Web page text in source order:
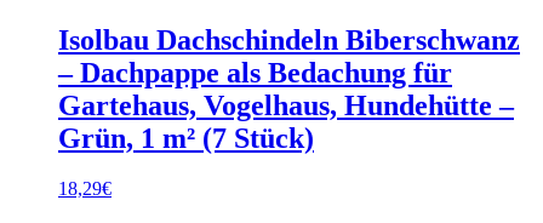
Isolbau Dachschindeln Biberschwanz
– Dachpappe als Bedachung für
Gartehaus, Vogelhaus, Hundehütte –
Grün, 1 m² (7 Stück)
18,29€